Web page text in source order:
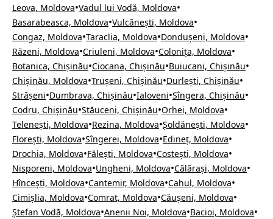
Leova, Moldova•Vadul lui Vodă, Moldova•
Basarabeasca, Moldova•Vulcănești, Moldova•
Congaz, Moldova•Taraclia, Moldova•Dondușeni, Moldova•
Răzeni, Moldova•Criuleni, Moldova•Colonița, Moldova•
Botanica, Chișinău•Ciocana, Chișinău•Buiucani, Chișinău•
Chișinău, Moldova•Trușeni, Chișinău•Durlești, Chișinău•
Strășeni•Dumbrava, Chișinău•Ialoveni•Sîngera, Chișinău•
Codru, Chișinău•Stăuceni, Chișinău•Orhei, Moldova•
Telenești, Moldova•Rezina, Moldova•Șoldănești, Moldova•
Florești, Moldova•Sîngerei, Moldova•Edineț, Moldova•
Drochia, Moldova•Fălești, Moldova•Costești, Moldova•
Nisporeni, Moldova•Ungheni, Moldova•Călărași, Moldova•
Hîncești, Moldova•Cantemir, Moldova•Cahul, Moldova•
Cimișlia, Moldova•Comrat, Moldova•Căușeni, Moldova•
Ștefan Vodă, Moldova•Anenii Noi, Moldova•Bacioi, Moldova•